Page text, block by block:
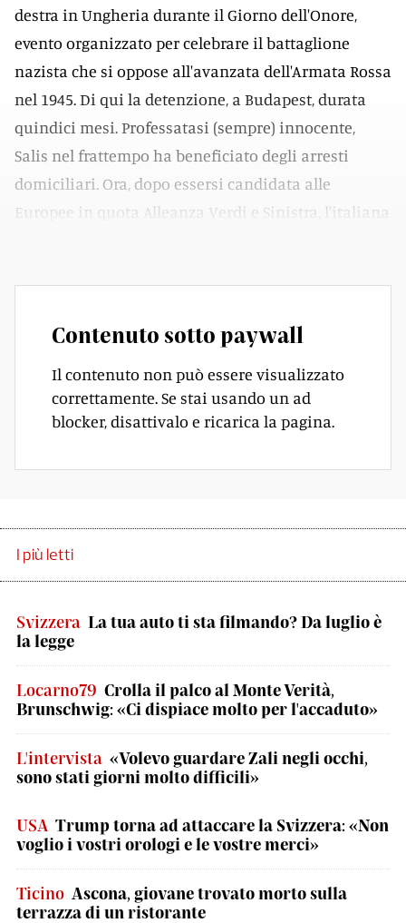
destra in Ungheria durante il Giorno dell'Onore,
evento organizzato per celebrare il battaglione
nazista che si oppose all'avanzata dell'Armata Rossa
nel 1945. Di qui la detenzione, a Budapest, durata
quindici mesi. Professatasi (sempre) innocente,
Salis nel frattempo ha beneficiato degli arresti
domiciliari. Ora, dopo essersi candidata alle
Europee in quota Alleanza Verdi e Sinistra, l'italiana
Contenuto sotto paywall
Il contenuto non può essere visualizzato
correttamente. Se stai usando un ad
blocker, disattivalo e ricarica la pagina.
I più letti
Svizzera La tua auto ti sta filmando? Da luglio è
la legge
Locarno79 Crolla il palco al Monte Verità,
Brunschwig: «Ci dispiace molto per l'accaduto»
L'intervista «Volevo guardare Zali negli occhi,
sono stati giorni molto difficili»
USA Trump torna ad attaccare la Svizzera: «Non
voglio i vostri orologi e le vostre merci»
Ticino Ascona, giovane trovato morto sulla
terrazza di un ristorante